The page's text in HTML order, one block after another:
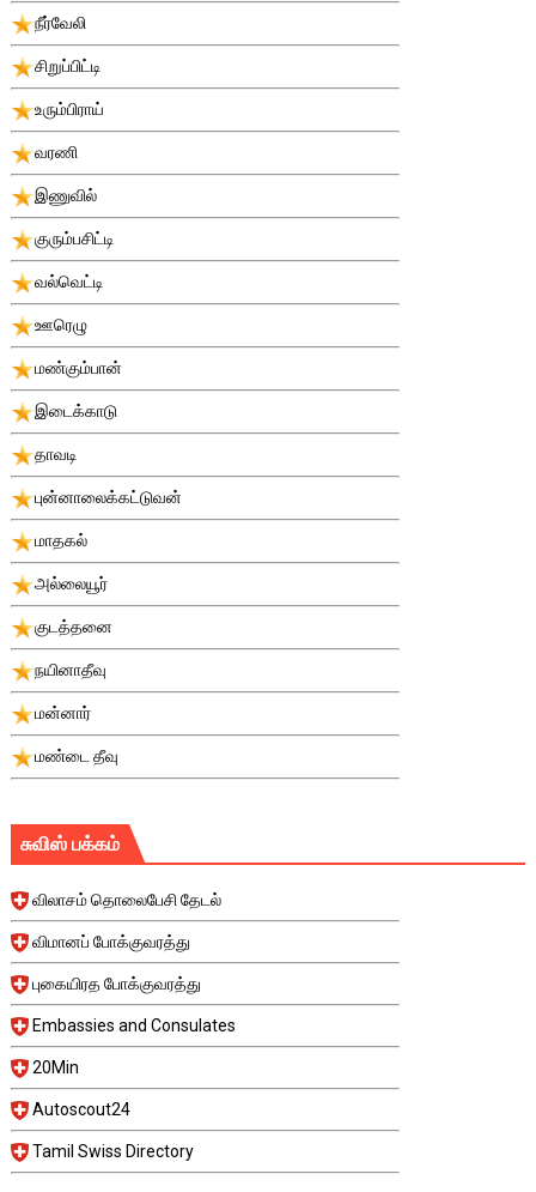
நீர்வேலி
சிறுப்பிட்டி
உரும்பிராய்
வரணி
இணுவில்
குரும்பசிட்டி
வல்வெட்டி
ஊரெழு
மண்கும்பான்
இடைக்காடு
தாவடி
புன்னாலைக்கட்டுவன்
மாதகல்
அல்லையூர்
குடத்தனை
நயினாதீவு
மன்னார்
மண்டை தீவு
சுவிஸ் பக்கம்
விலாசம் தொலைபேசி தேடல்
விமானப் போக்குவரத்து
புகையிரத போக்குவரத்து
Embassies and Consulates
20Min
Autoscout24
Tamil Swiss Directory